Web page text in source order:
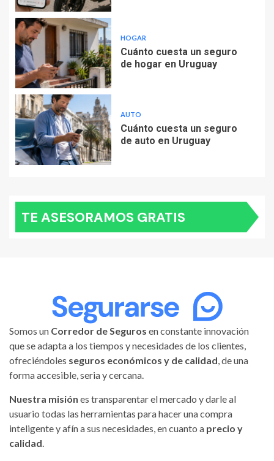
HOGAR
Cuánto cuesta un seguro
de hogar en Uruguay
AUTO
Cuánto cuesta un seguro
de auto en Uruguay
TE ASESORAMOS GRATIS
Somos un Corredor de Seguros en constante innovación
que se adapta a los tiempos y necesidades de los clientes,
ofreciéndoles seguros económicos y de calidad, de una
forma accesible, seria y cercana.
Nuestra misión es transparentar el mercado y darle al
usuario todas las herramientas para hacer una compra
inteligente y afín a sus necesidades, en cuanto a precio y
calidad.